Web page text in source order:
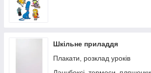
Шкільне приладдя
Плакати, розклад уроків